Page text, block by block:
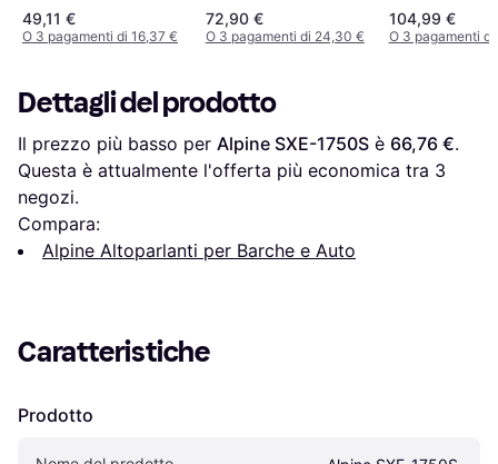
49,11 €
O 3 pagamenti di 16,37 €
72,90 €
O 3 pagamenti di 24,30 €
Watt
104,99 €
O 3 pagamenti
Dettagli del prodotto
Il prezzo più basso per Alpine SXE-1750S è 66,76 €.
Questa è attualmente l'offerta più economica tra 3
negozi.
Compara:
Alpine Altoparlanti per Barche e Auto
Caratteristiche
Prodotto